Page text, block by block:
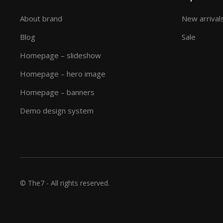
About brand
Blog
Homepage – slideshow
Homepage – hero image
Homepage – banners
Demo design system
New
Sale
© The7 - All rights reserved.